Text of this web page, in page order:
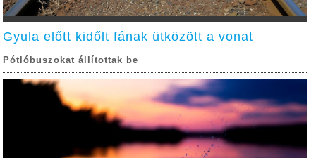
Gyula előtt kidőlt fának ütközött a vonat
Pótlóbuszokat állítottak be